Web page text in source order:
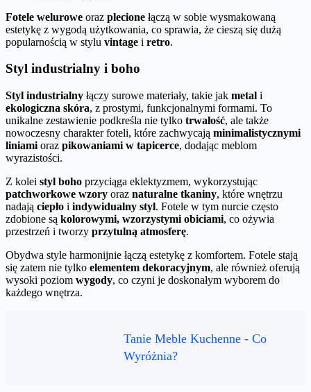
Fotele welurowe oraz plecione łączą w sobie wysmakowaną
estetykę z wygodą użytkowania, co sprawia, że cieszą się dużą
popularnością w stylu vintage i retro.
Styl industrialny i boho
Styl industrialny łączy surowe materiały, takie jak metal i
ekologiczna skóra, z prostymi, funkcjonalnymi formami. To
unikalne zestawienie podkreśla nie tylko trwałość, ale także
nowoczesny charakter foteli, które zachwycają minimalistycznymi
liniami oraz pikowaniami w tapicerce, dodając meblom
wyrazistości.
Z kolei styl boho przyciąga eklektyzmem, wykorzystując
patchworkowe wzory oraz naturalne tkaniny, które wnętrzu
nadają ciepło i indywidualny styl. Fotele w tym nurcie często
zdobione są kolorowymi, wzorzystymi obiciami, co ożywia
przestrzeń i tworzy przytulną atmosferę.
Obydwa style harmonijnie łączą estetykę z komfortem. Fotele stają
się zatem nie tylko elementem dekoracyjnym, ale również oferują
wysoki poziom wygody, co czyni je doskonałym wyborem do
każdego wnętrza.
Tanie Meble Kuchenne - Co
Wyróżnia?